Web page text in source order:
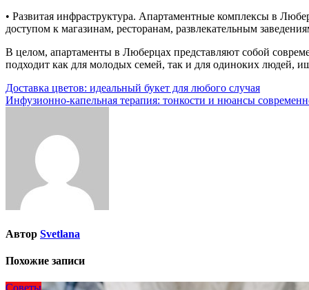
• Развитая инфраструктура. Апартаментные комплексы в
доступом к магазинам, ресторанам, развлекательным
В целом, апартаменты в Люберцах представляют собой
подходит как для молодых семей, так и для одиноких людей,
Навигация
по
Доставка цветов: идеальный букет для любого случая
Инфузионно-капельная терапия: тонкости и нюансы
Автор Svetlana
Похожие записи
Советы